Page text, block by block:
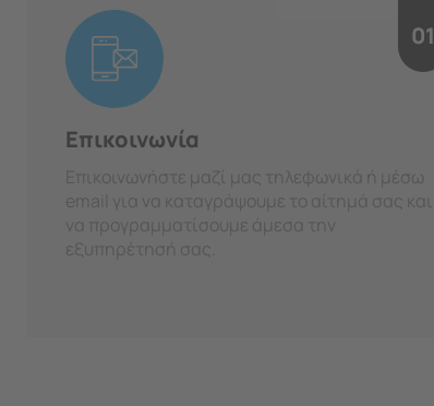
01
Επικοινωνία
Επικοινωνήστε μαζί μας τηλεφωνικά ή μέσω
email για να καταγράψουμε το αίτημά σας και
να προγραμματίσουμε άμεσα την
εξυπηρέτησή σας.